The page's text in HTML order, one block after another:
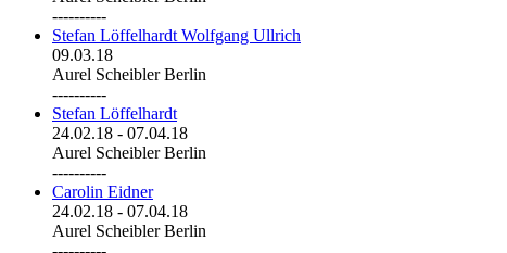
----------
Stefan Löffelhardt Wolfgang Ullrich
09.03.18
Aurel Scheibler Berlin
----------
Stefan Löffelhardt
24.02.18 - 07.04.18
Aurel Scheibler Berlin
----------
Carolin Eidner
24.02.18 - 07.04.18
Aurel Scheibler Berlin